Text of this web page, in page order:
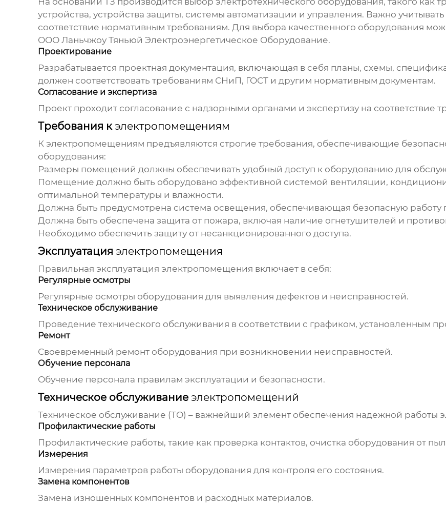
устройства, устройства защиты, системы автоматизации и управления. Важно
соответствие нормативным требованиям. Для выбора качественного оборудования
ООО Ланьчжоу Тяньюй Электроэнергетическое Оборудование.
Проектирование
Разрабатывается проектная документация, включающая в себя планы, схемы,
должен соответствовать требованиям СНиП, ГОСТ и другим нормативным документам.
Согласование и экспертиза
Проект проходит согласование с надзорными органами и экспертизу на соответствие
Требования кэлектропомещениям
К электропомещениям предъявляются строгие требования, обеспечивающие
оборудования:
Размеры помещений должны обеспечивать удобный доступ к оборудованию для
Помещение должно быть оборудовано эффективной системой вентиляции,
оптимальной температуры и влажности.
Должна быть предусмотрена система освещения, обеспечивающая безопасную работу
Должна быть обеспечена защита от пожара, включая наличие огнетушителей и
Необходимо обеспечить защиту от несанкционированного доступа.
Эксплуатация электропомещения
Правильная эксплуатация электропомещения включает в себя:
Регулярные осмотры
Регулярные осмотры оборудования для выявления дефектов и неисправностей.
Техническое обслуживание
Проведение технического обслуживания в соответствии с графиком, установленным
Ремонт
Своевременный ремонт оборудования при возникновении неисправностей.
Обучение персонала
Обучение персонала правилам эксплуатации и безопасности.
Техническое обслуживание электропомещений
Техническое обслуживание (ТО) – важнейший элемент обеспечения надежной работы
Профилактические работы
Профилактические работы, такие как проверка контактов, очистка оборудования от
Измерения
Измерения параметров работы оборудования для контроля его состояния.
Замена компонентов
Замена изношенных компонентов и расходных материалов.